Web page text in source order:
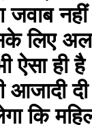
जवाब
लिए
ऐसा ही
आजादी
कि